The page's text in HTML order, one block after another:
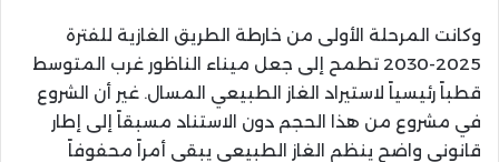
وكانت المرحلة الأولى من خارطة الطريق الغازية للفترة
2025-2030 تطمح إلى جعل ميناء الناظور غرب المتوسط
قطباً رئيسياً لاستيراد الغاز الطبيعي المسال. غير أن الشروع
في مشروع من هذا الحجم دون الاستناد مسبقاً إلى إطار
قانوني واضح ينظم الغاز الطبيعي يبقى أمراً محفوفاً